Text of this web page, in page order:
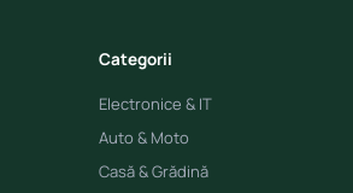
Categorii
Electronice & IT
Auto & Moto
Casă & Grădină